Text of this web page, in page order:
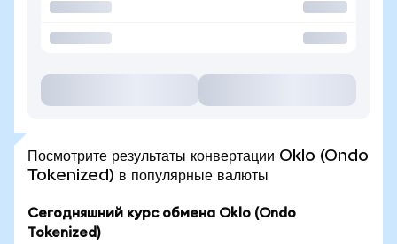
Посмотрите результаты конвертации Oklo (Ondo
Tokenized) в популярные валюты
Сегодняшний курс обмена Oklo (Ondo
Tokenized)